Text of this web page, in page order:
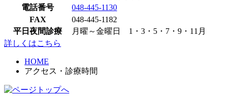
電話番号
048-445-1130
FAX
048-445-1182
平日夜間診療
月曜～金曜日 1・3・5・7・9・11月
詳しくはこちら
HOME
アクセス・診療時間